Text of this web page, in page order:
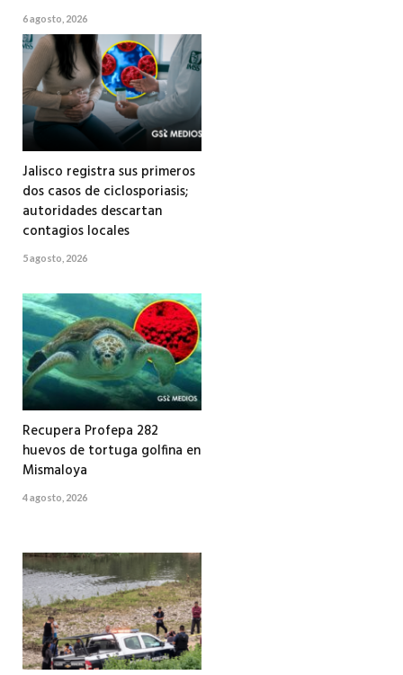
6 agosto, 2026
Jalisco registra sus primeros
dos casos de ciclosporiasis;
autoridades descartan
contagios locales
5 agosto, 2026
Recupera Profepa 282
huevos de tortuga golfina en
Mismaloya
4 agosto, 2026